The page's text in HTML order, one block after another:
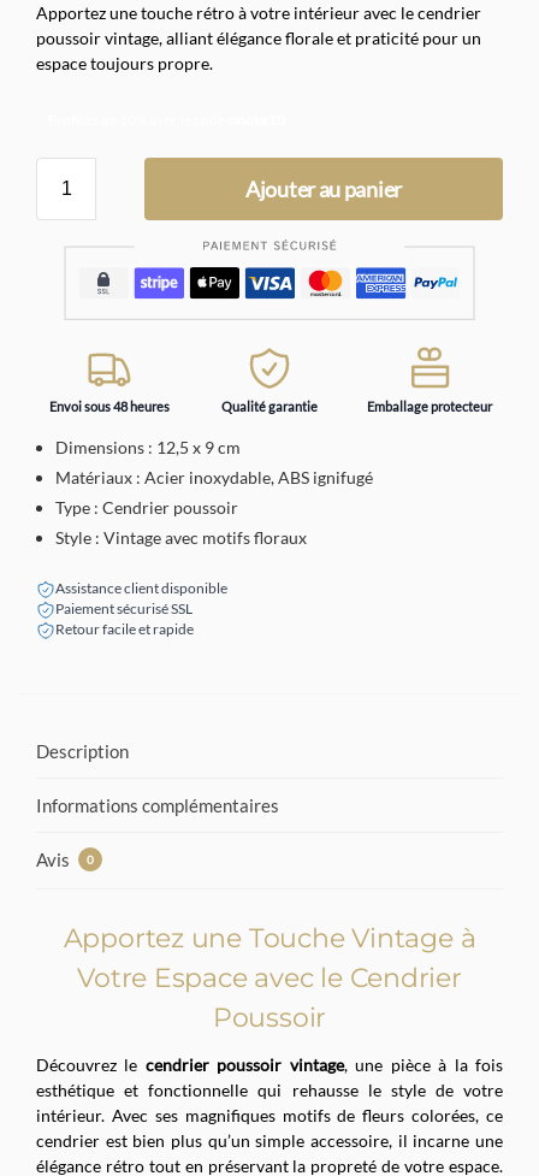
Apportez une touche rétro à votre intérieur avec le cendrier
poussoir vintage, alliant élégance florale et praticité pour un
espace toujours propre.
Ajouter au panier
Envoi sous 48 heures Qualité garantie Emballage protecteur
Dimensions : 12,5 x 9 cm
Matériaux : Acier inoxydable, ABS ignifugé
Type : Cendrier poussoir
Style : Vintage avec motifs floraux
Assistance client disponible
Paiement sécurisé SSL
Retour facile et rapide
Description
Informations complémentaires
Avis 0
Apportez une Touche Vintage à
Votre Espace avec le Cendrier
Poussoir
Découvrez le cendrier poussoir vintage, une pièce à la fois
esthétique et fonctionnelle qui rehausse le style de votre
intérieur. Avec ses magnifiques motifs de fleurs colorées, ce
cendrier est bien plus qu’un simple accessoire, il incarne une
élégance rétro tout en préservant la propreté de votre espace.